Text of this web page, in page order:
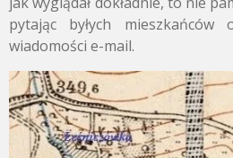
pytając byłych
wiadomości e-mail.